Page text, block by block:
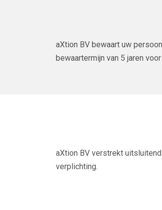
aXtion BV bewaart uw
bewaartermijn van 5 jaren
aXtion BV verstrekt
verplichting.